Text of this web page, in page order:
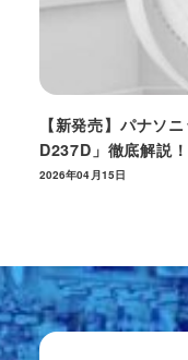
【新発売】パナソ
D237D」徹底解説！
2026年04月15日